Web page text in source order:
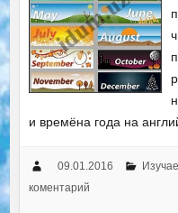
и времёна года на
09.01.2016
коментарий